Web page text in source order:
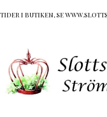
I BUTIKEN, SE